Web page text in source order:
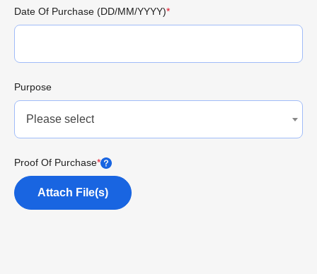
Date Of Purchase (DD/MM/YYYY)*
Purpose
Please select
Proof Of Purchase*
Attach File(s)